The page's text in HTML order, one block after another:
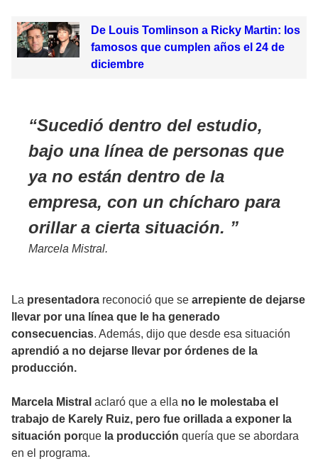
De Louis Tomlinson a Ricky Martin: los
famosos que cumplen años el 24 de
diciembre
Sucedió dentro del estudio,
bajo una línea de personas que
ya no están dentro de la
empresa, con un chícharo para
orillar a cierta situación.
Marcela Mistral.
La presentadora reconoció que se arrepiente de dejarse
llevar por una línea que le ha generado
consecuencias. Además, dijo que desde esa situación
aprendió a no dejarse llevar por órdenes de la
producción.
Marcela Mistral aclaró que a ella no le molestaba el
trabajo de Karely Ruiz, pero fue orillada a exponer la
situación porque la producción quería que se abordara
en el programa.